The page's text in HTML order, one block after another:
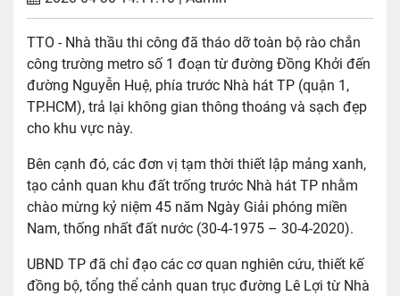
TTO - Nhà thầu thi công đã tháo dỡ toàn bộ rào chắn
công trường metro số 1 đoạn từ đường Đồng Khởi đến
đường Nguyễn Huệ, phía trước Nhà hát TP (quận 1,
TP.HCM), trả lại không gian thông thoáng và sạch đẹp
cho khu vực này.
Bên cạnh đó, các đơn vị tạm thời thiết lập mảng xanh,
tạo cảnh quan khu đất trống trước Nhà hát TP nhằm
chào mừng kỷ niệm 45 năm Ngày Giải phóng miền
Nam, thống nhất đất nước (30-4-1975 – 30-4-2020).
UBND TP đã chỉ đạo các cơ quan nghiên cứu, thiết kế
đồng bộ, tổng thể cảnh quan trục đường Lê Lợi từ Nhà